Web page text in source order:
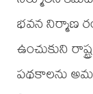
భవన నిర్మాణ
ఉంచుకుని
పథకాలను